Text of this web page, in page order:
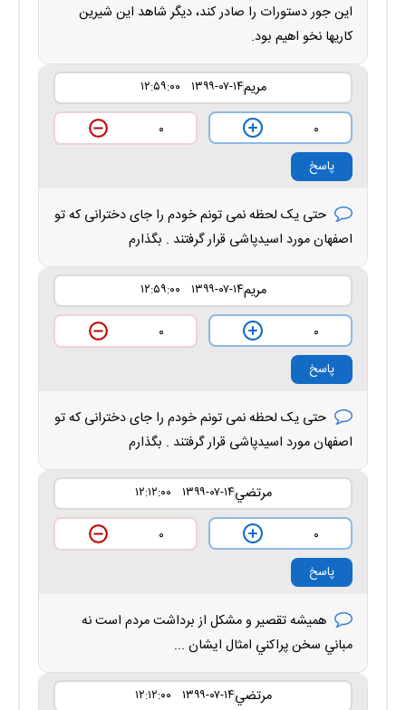
این جور دستورات را صادر کند، دیگر شاهد این شیرین
کاریها نخو اهيم بود.
مریم۱۳۹۹-۰۷-۱۴ ۱۲:۵۹:۰۰
۰
۰
پاسخ
حتی یک لحظه نمی تونم خودم را جای دخترانی که تو
اصفهان مورد اسیدپاشی قرار گرفتند . بگذارم
مریم۱۳۹۹-۰۷-۱۴ ۱۲:۵۹:۰۰
۰
۰
پاسخ
حتی یک لحظه نمی تونم خودم را جای دخترانی که تو
اصفهان مورد اسیدپاشی قرار گرفتند . بگذارم
مرتضي۱۳۹۹-۰۷-۱۴ ۱۲:۱۲:۰۰
۰
۰
پاسخ
هميشه تقصير و مشكل از برداشت مردم است نه
مباني سخن پراكني امثال ايشان ...
مرتضي۱۳۹۹-۰۷-۱۴ ۱۲:۱۲:۰۰